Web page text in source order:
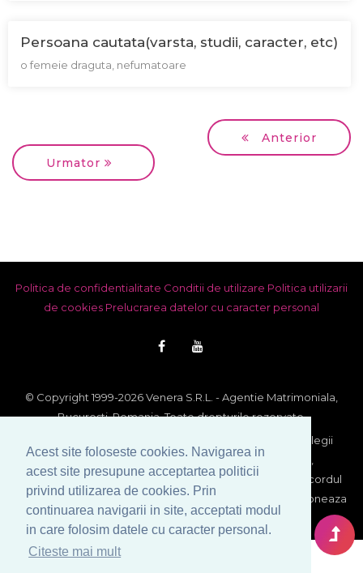
Acest site foloseste cookies. Navigarea in
acest site presupune acceptartea politicii
privind utilizarea de cookies. Prin
continuarea navigarii in site, acceptati modul
in care folosim datele cu caracter personal.
Citeste mai mult
Persoana cautata(varsta, studii, caracter, etc)
o femeie draguta, nefumatoare
Anterior
Urmator
Politica de confidentialitate Conditii de utilizare Politica utilizarii
de cookies Prelucrarea datelor cu caracter personal
© Copyright 1999-2026 Venera S.R.L. - Agentie Matrimoniala,
Bucuresti, Romania. Toate drepturile rezervate.
Imaginile si textele din acest site se afla sub incidenta legii
dreptului de autor. Utilizarea integrala sau partiala,
reproducerea si multiplicarea lor pe orice suport fara acordul
scris al proprietarului constituie contraventie si se sanctioneaza
conform legii.